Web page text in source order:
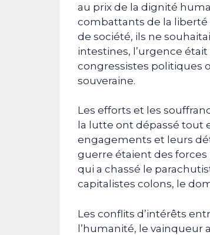
au prix de la dignité
combattants de la liberté
de société, ils ne
intestines, l’urgence était
congressistes politiques
souveraine.
Les efforts et les
la lutte ont dépassé
engagements et leurs
guerre étaient des forces
qui a chassé le
capitalistes colons, le
Les conflits d’intérêts
l’humanité, le vainqueur